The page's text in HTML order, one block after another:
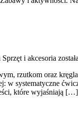
Sprzęt i akcesoria
rzutkom oraz
w systematyczne
które wyjaśniają […]